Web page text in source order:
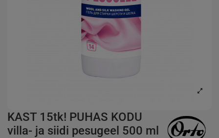
KAST 15tk! PUHAS KODU
villa- ja siidi pesugeel 500 ml